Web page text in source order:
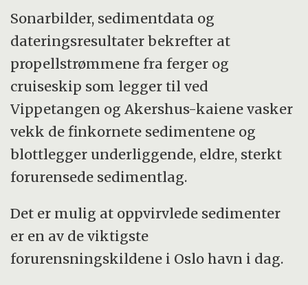
Sonarbilder, sedimentdata og
dateringsresultater bekrefter at
propellstrømmene fra ferger og
cruiseskip som legger til ved
Vippetangen og Akershus-kaiene vasker
vekk de finkornete sedimentene og
blottlegger underliggende, eldre, sterkt
forurensede sedimentlag.
Det er mulig at oppvirvlede sedimenter
er en av de viktigste
forurensningskildene i Oslo havn i dag.